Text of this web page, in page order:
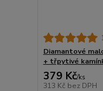
Diamantové
+ třpytivé
379 Kč/ks
313 Kč bez DPH